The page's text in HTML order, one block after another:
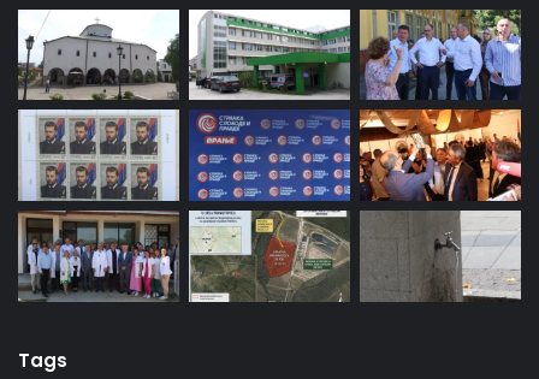
Tags